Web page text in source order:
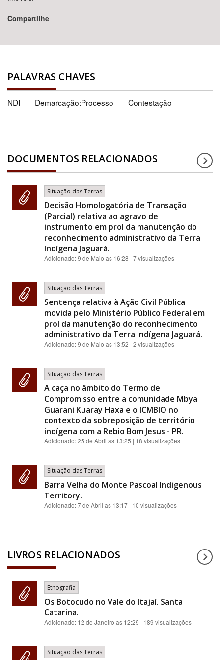
Compartilhe
PALAVRAS CHAVES
NDI Demarcação:Processo Contestação
DOCUMENTOS RELACIONADOS
Situação das Terras
Decisão Homologatória de Transação
(Parcial) relativa ao agravo de
instrumento em prol da manutenção do
reconhecimento administrativo da Terra
Indígena Jaguará.
Adicionado:9 de Maio as 16:28 | 7 visualizações
Situação das Terras
Sentença relativa à Ação Civil Pública
movida pelo Ministério Público Federal em
prol da manutenção do reconhecimento
administrativo da Terra Indígena Jaguará.
Adicionado:9 de Maio as 13:52 | 2 visualizações
Situação das Terras
A caça no âmbito do Termo de
Compromisso entre a comunidade Mbya
Guarani Kuaray Haxa e o ICMBIO no
contexto da sobreposição de território
indígena com a Rebio Bom Jesus - PR.
Adicionado:25 de Abril as 13:25 | 18 visualizações
Situação das Terras
Barra Velha do Monte Pascoal Indigenous
Territory.
Adicionado:7 de Abril as 13:17 | 10 visualizações
LIVROS RELACIONADOS
Etnografia
Os Botocudo no Vale do Itajaí, Santa
Catarina.
Adicionado: 12 de Janeiro as 12:29 | 189 visualizações
Situação das Terras